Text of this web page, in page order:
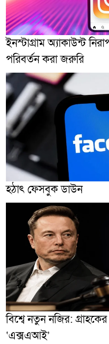
ইনস্টাগ্রাম অ্যাকাউন্ট
পরিবর্তন করা জরুরি
হঠাৎ ফেসবুক ডাউন
বিশ্বে নতুন নজির:
‘এক্সএআই’